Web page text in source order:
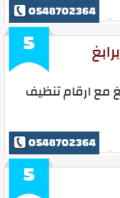
0548702364
5
مع ارقام تنظيف
0548702364
5